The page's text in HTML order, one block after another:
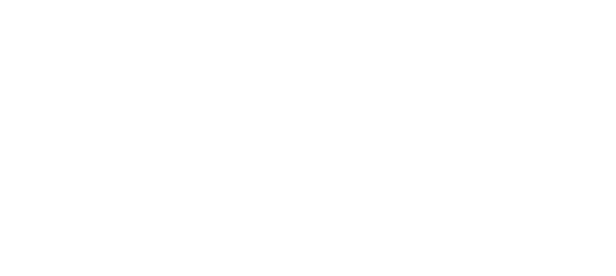
ausfüllen.
Drogeriemarktes) anfertigen. Vom Dienstleister
die Behörde Ihr Lichtbild aus der Cloud abrufen
Sie werden auf dem Ausweis-Chip